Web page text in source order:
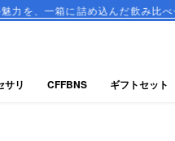
詰め込んだ飲み比べセットが登場！
サリ CFFBNS ギフトセット